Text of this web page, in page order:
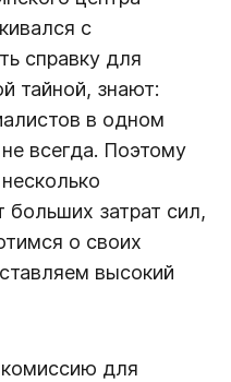
с
справку для
тайной, знают:
в одном
всегда. Поэтому
больших затрат сил,
о своих
высокий
для